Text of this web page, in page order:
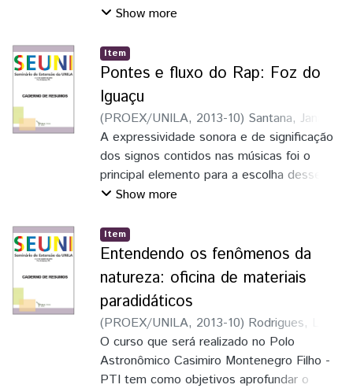
Mulheres Mil que tem como objetivo a
profissionalizçaão de 100 (cem)
estudantes, proporcionando a inclusão
social e possibilidade de reinserção no
mercado de trabalho
Show more
Item
Pontes e fluxo do Rap: Foz do
Iguaçu
(PROEX/UNILA, 2013-10) Santana, Janaína
de Jesus Lopes
A expressividade sonora e de significação
dos signos contidos nas músicas foi o
principal elemento para a escolha desse
tema, que nos faz refletir sobre práticas
"pensar" do Rap não somente como
representação artística, entretando como
uma ferramenta de denúncia que o torna
também manifestação política.
Show more
Item
Entendendo os fenômenos da
natureza: oficina de materiais
paradidáticos
(PROEX/UNILA, 2013-10) Rodrigues, Luiz
Felipe;Silva, Elias Gomes da; Madrid
Carrillo, José Abrahan;Scheer, Marcia
Aparecida Procopio da Silva
O curso que será realizado no Polo
Astronômico Casimiro Montenegro Filho -
PTI tem como objetivos aprofundar o